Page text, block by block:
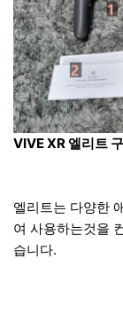
VIVE XR 엘리트
엘리트는 다양한
여 사용하는것을
습니다.